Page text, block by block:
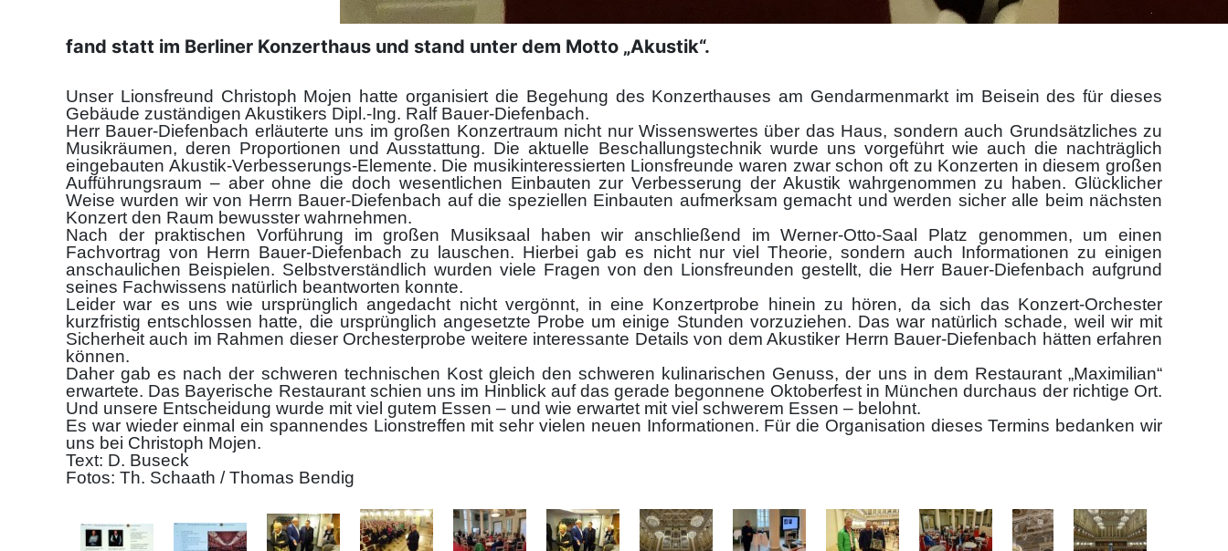
fand statt im Berliner Konzerthaus und stand unter dem Motto „Akustik“.
Unser Lionsfreund Christoph Mojen hatte organisiert die Begehung des Konzerthauses am Gendarmenmarkt im Beisein des für dieses
Gebäude zuständigen Akustikers Dipl.-Ing. Ralf Bauer-Diefenbach.
Herr Bauer-Diefenbach erläuterte uns im großen Konzertraum nicht nur Wissenswertes über das Haus, sondern auch Grundsätzliches zu
Musikräumen, deren Proportionen und Ausstattung. Die aktuelle Beschallungstechnik wurde uns vorgeführt wie auch die nachträglich
eingebauten Akustik-Verbesserungs-Elemente. Die musikinteressierten Lionsfreunde waren zwar schon oft zu Konzerten in diesem großen
Aufführungsraum – aber ohne die doch wesentlichen Einbauten zur Verbesserung der Akustik wahrgenommen zu haben. Glücklicher
Weise wurden wir von Herrn Bauer-Diefenbach auf die speziellen Einbauten aufmerksam gemacht und werden sicher alle beim nächsten
Konzert den Raum bewusster wahrnehmen.
Nach der praktischen Vorführung im großen Musiksaal haben wir anschließend im Werner-Otto-Saal Platz genommen, um einen
Fachvortrag von Herrn Bauer-Diefenbach zu lauschen. Hierbei gab es nicht nur viel Theorie, sondern auch Informationen zu einigen
anschaulichen Beispielen. Selbstverständlich wurden viele Fragen von den Lionsfreunden gestellt, die Herr Bauer-Diefenbach aufgrund
seines Fachwissens natürlich beantworten konnte.
Leider war es uns wie ursprünglich angedacht nicht vergönnt, in eine Konzertprobe hinein zu hören, da sich das Konzert-Orchester
kurzfristig entschlossen hatte, die ursprünglich angesetzte Probe um einige Stunden vorzuziehen. Das war natürlich schade, weil wir mit
Sicherheit auch im Rahmen dieser Orchesterprobe weitere interessante Details von dem Akustiker Herrn Bauer-Diefenbach hätten erfahren
können.
Daher gab es nach der schweren technischen Kost gleich den schweren kulinarischen Genuss, der uns in dem Restaurant „Maximilian“
erwartete. Das Bayerische Restaurant schien uns im Hinblick auf das gerade begonnene Oktoberfest in München durchaus der richtige Ort.
Und unsere Entscheidung wurde mit viel gutem Essen – und wie erwartet mit viel schwerem Essen – belohnt.
Es war wieder einmal ein spannendes Lionstreffen mit sehr vielen neuen Informationen. Für die Organisation dieses Termins bedanken wir
uns bei Christoph Mojen.
Text: D. Buseck
Fotos: Th. Schaath / Thomas Bendig